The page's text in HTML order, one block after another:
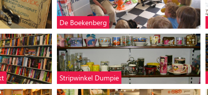
De Boekenberg
Stripwinkel Dumpie